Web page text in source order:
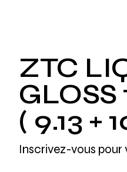
ZTC
GLOSS
9.13 +
Inscrivez-vous pour